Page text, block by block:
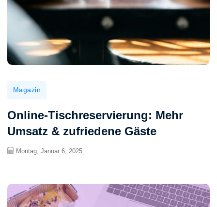
Magazin
Online-Tischreservierung: Mehr
Umsatz & zufriedene Gäste
Montag, Januar 6, 2025